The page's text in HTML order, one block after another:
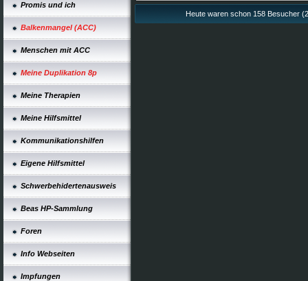
Promis und ich
Balkenmangel (ACC)
Menschen mit ACC
Meine Duplikation 8p
Meine Therapien
Meine Hilfsmittel
Kommunikationshilfen
Eigene Hilfsmittel
Schwerbehidertenausweis
Beas HP-Sammlung
Foren
Info Webseiten
Impfungen
Heute waren schon 158 Besucher